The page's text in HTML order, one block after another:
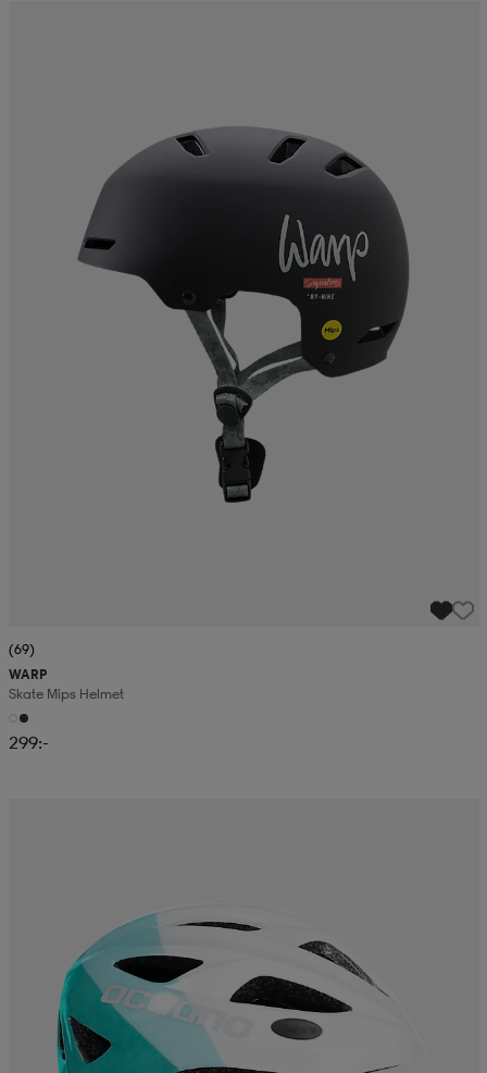
(69)
WARP
Skate Mips Helmet
299:-